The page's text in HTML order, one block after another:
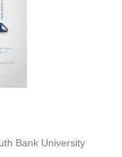
Bank University